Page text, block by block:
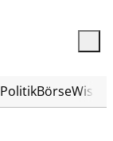
PolitikBörse